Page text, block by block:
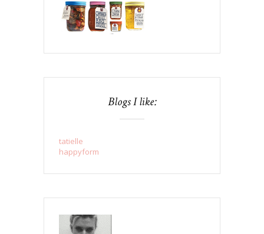
Blogs I like:
tatielle
happyform